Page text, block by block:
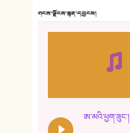
གངས་ལྗོངས་སྙན་དབྱངས།
ཨ་མའི་ཕྱག་ཟུང་།